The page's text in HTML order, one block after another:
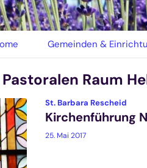
Gemeinden &
Raum
St. Barbara Rescheid
Kirchenführung
25. Mai 2017